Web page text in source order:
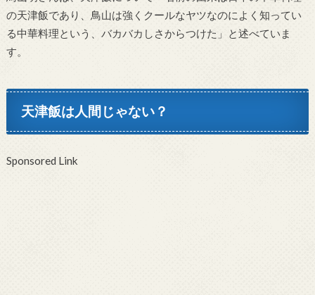
の天津飯であり、鳥山は強くクールなヤツなのによく知ってい
る中華料理という、バカバカしさからつけた」と述べていま
す。
天津飯は人間じゃない？
Sponsored Link